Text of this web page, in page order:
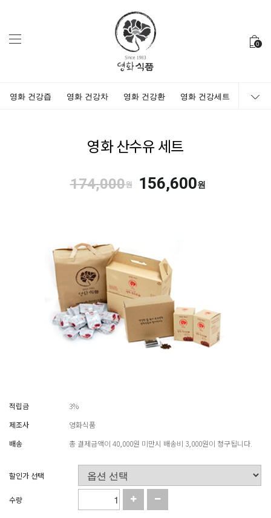
0
영화 건강즙 영화 건강차 영화 건강환 영화 건강세트
영화 산수유 세트
174,000원 156,600원
적립금
3%
제조사
영화식품
배송
총 결제금액이 40,000원 미만시 배송비 3,000원이 청구됩니다.
할인가 선택
수량